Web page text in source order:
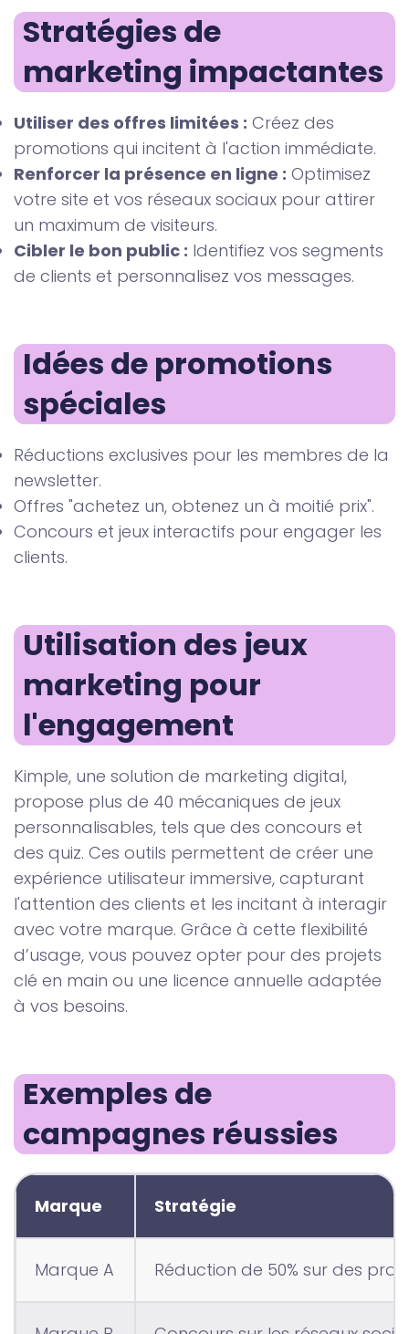
Stratégies de
marketing impactantes
Utiliser des offres limitées : Créez des
promotions qui incitent à l'action immédiate.
Renforcer la présence en ligne : Optimisez
votre site et vos réseaux sociaux pour attirer
un maximum de visiteurs.
Cibler le bon public : Identifiez vos segments
de clients et personnalisez vos messages.
Idées de promotions
spéciales
Réductions exclusives pour les membres de la
newsletter.
Offres "achetez un, obtenez un à moitié prix".
Concours et jeux interactifs pour engager les
clients.
Utilisation des jeux
marketing pour
l'engagement
Kimple, une solution de marketing digital,
propose plus de 40 mécaniques de jeux
personnalisables, tels que des concours et
des quiz. Ces outils permettent de créer une
expérience utilisateur immersive, capturant
l'attention des clients et les incitant à interagir
avec votre marque. Grâce à cette flexibilité
d’usage, vous pouvez opter pour des projets
clé en main ou une licence annuelle adaptée
à vos besoins.
Exemples de
campagnes réussies
Marque Stratégie
Marque A Réduction de 50% sur des